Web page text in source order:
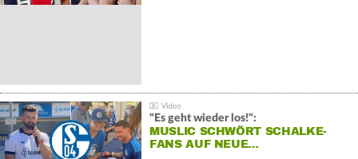
"Es geht wieder los!":
MUSLIC SCHWÖRT SCHALKE-
FANS AUF NEUE…